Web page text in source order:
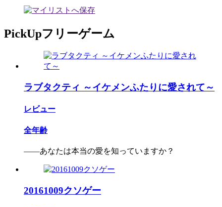
PickUpフリーゲーム
ラブタクティ ～イケメンふたりに愛されて～
レビュー
全年齢
――あなたは本当の愛を知っていますか？
20161009クソゲー